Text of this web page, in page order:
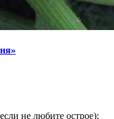
не любите острое);